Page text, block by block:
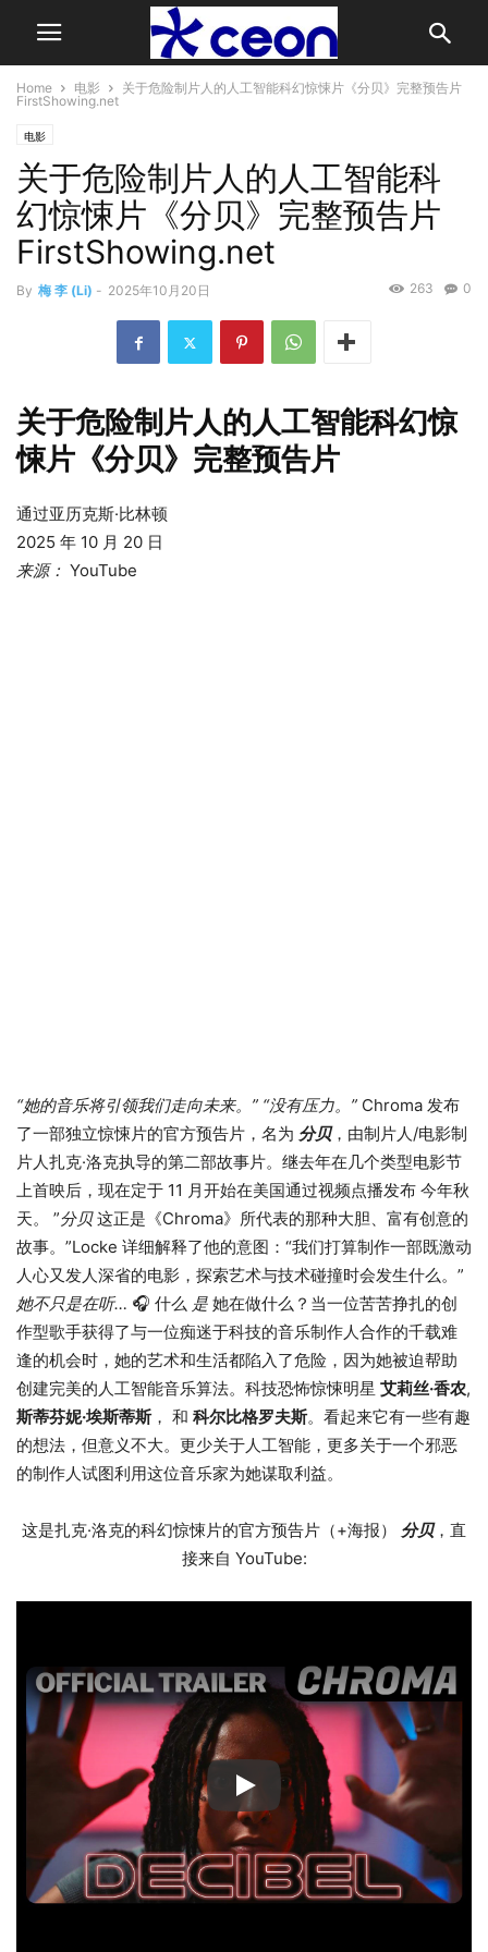
Home 电影
关于危险制片人的人工智能科幻惊悚片《分贝》完整预告片
FirstShowing.net
电影
关于危险制片人的人工智能科
幻惊悚片《分贝》完整预告片
FirstShowing.net
By 梅 李 (Li) - 2025年10月20日 0
263
关于危险制片人的人工智能科幻惊
悚片《分贝》完整预告片
通过亚历克斯·比林顿
2025 年 10 月 20 日
来源： YouTube
“她的音乐将引领我们走向未来。” “没有压力。” Chroma 发布
了一部独立惊悚片的官方预告片，名为 分贝，由制片人/电影制
片人扎克·洛克执导的第二部故事片。继去年在几个类型电影节
上首映后，现在定于 11 月开始在美国通过视频点播发布 今年秋
天。 ”分贝这正是《Chroma》所代表的那种大胆、富有创意的
故事。”Locke 详细解释了他的意图：“我们打算制作一部既激动
人心又发人深省的电影，探索艺术与技术碰撞时会发生什么。”
她不只是在听… 🎧 什么 是 她在做什么？当一位苦苦挣扎的创
作型歌手获得了与一位痴迷于科技的音乐制作人合作的千载难
逢的机会时，她的艺术和生活都陷入了危险，因为她被迫帮助
创建完美的人工智能音乐算法。科技恐怖惊悚明星 艾莉丝·香农,
斯蒂芬妮·埃斯蒂斯， 和 科尔比格罗夫斯。看起来它有一些有趣
的想法，但意义不大。更少关于人工智能，更多关于一个邪恶
的制作人试图利用这位音乐家为她谋取利益。
这是扎克·洛克的科幻惊悚片的官方预告片（+海报） 分贝，直
接来自 YouTube: